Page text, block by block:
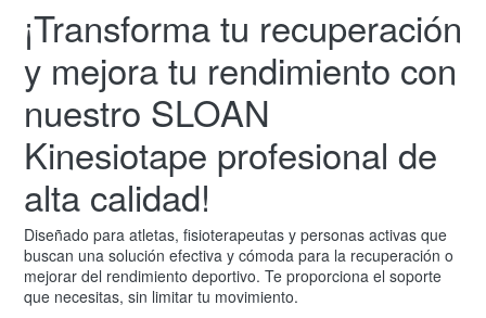
¡Transforma tu recuperación
y mejora tu rendimiento con
nuestro SLOAN
Kinesiotape profesional de
alta calidad!
Diseñado para atletas, fisioterapeutas y personas activas que
buscan una solución efectiva y cómoda para la recuperación o
mejorar del rendimiento deportivo. Te proporciona el soporte
que necesitas, sin limitar tu movimiento.